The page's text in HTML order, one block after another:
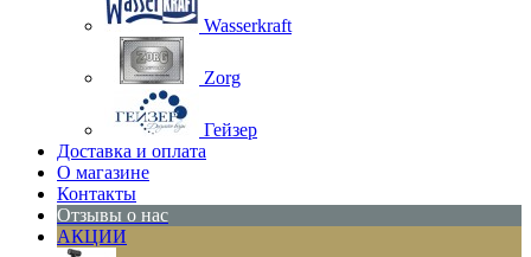
Wasserkraft
Zorg
Гейзер
Доставка и оплата
О магазине
Контакты
Отзывы о нас
АКЦИИ